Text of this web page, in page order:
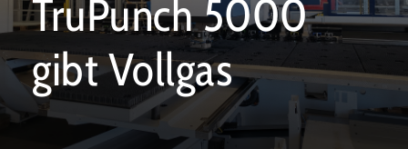
TruPunch 5000
gibt Vollgas